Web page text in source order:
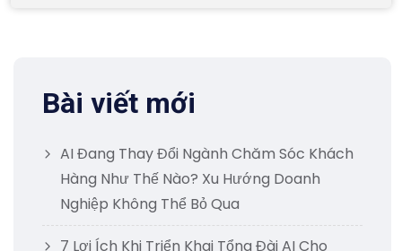
Bài viết mới
AI Đang Thay Đổi Ngành Chăm Sóc Khách
Hàng Như Thế Nào? Xu Hướng Doanh
Nghiệp Không Thể Bỏ Qua
7 Lợi Ích Khi Triển Khai Tổng Đài AI Cho